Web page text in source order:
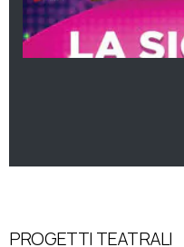
PROGETTI TEATRALI